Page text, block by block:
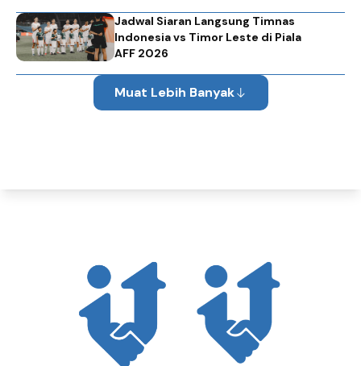
Jadwal Siaran Langsung Timnas
Indonesia vs Timor Leste di Piala
AFF 2026
Muat Lebih Banyak